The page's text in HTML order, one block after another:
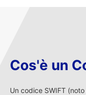
Cos'è un
Un codice SWIFT